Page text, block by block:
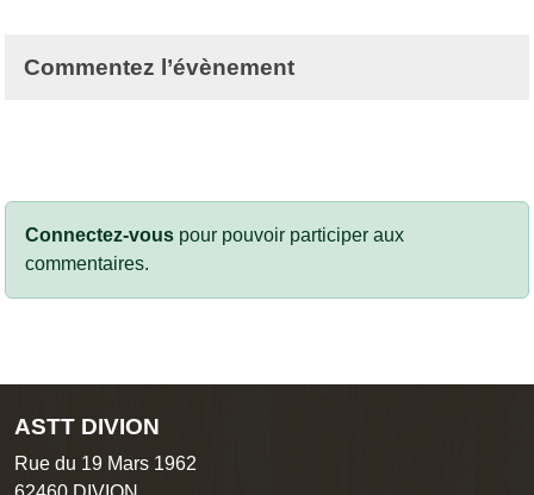
Commentez l’évènement
Connectez-vous pour pouvoir participer aux
commentaires.
ASTT DIVION
Rue du 19 Mars 1962